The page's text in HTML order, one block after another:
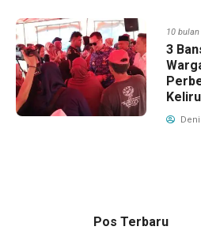
10
3
Keliru
Pos Terbaru